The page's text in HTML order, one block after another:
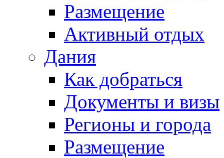
Размещение
Активный отдых
Дания
Как добраться
Документы и визы
Регионы и города
Размещение